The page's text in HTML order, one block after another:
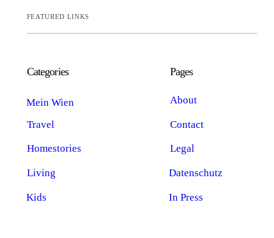
FEATURED LINKS
Categories Pages
Living
About
Travel Contact
Homestories
In Press
Mein Wien
Legal
Kids
Datenschutz